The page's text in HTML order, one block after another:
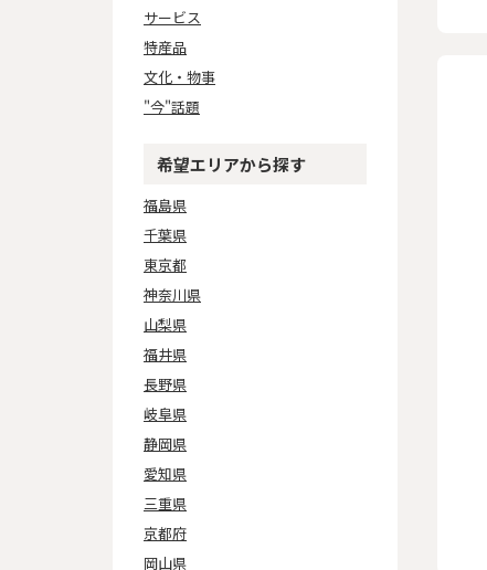
サービス
特産品
文化・物事
"今"話題
希望エリアから探す
福島県
千葉県
東京都
神奈川県
山梨県
福井県
長野県
岐阜県
静岡県
愛知県
三重県
京都府
岡山県